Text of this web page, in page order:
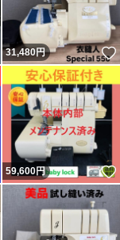
いいね！
31,480円
いいね！
59,600円